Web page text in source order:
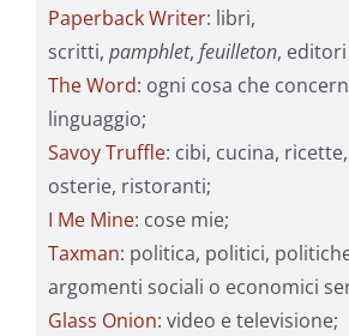
Paperback Writer: libri,
scritti, pamphlet, feuilleton,
The Word: ogni cosa che
linguaggio;
Savoy Truffle: cibi, cucina,
osterie, ristoranti;
I Me Mine: cose mie;
Taxman: politica, politici,
argomenti sociali o economici
Glass Onion: video e televisione;